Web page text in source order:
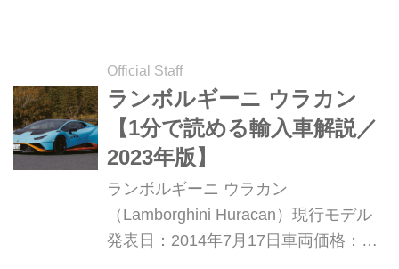
ズの実質的な集大成となるモデル。 エ
ンジンだけでなく、軽量化されたシャ
シや、後輪の接地能力をさらに上げた
ダイナミクス統合制御システムLDVI、
そして後輪駆動に的を絞って進化した
4WSなど、テクニカならではの美点が
数多く盛り込まれている。 ウラカン
STOはサーキ...
Official Staff
ランボルギーニ ウラカン
【1分で読める輸入車解説／
2023年版】
ランボルギーニ ウラカン
（Lamborghini Huracan）現行モデル
発表日：2014年7月17日車両価格：